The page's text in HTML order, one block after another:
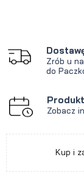
Zrób u
do
Zobacz
Kup i